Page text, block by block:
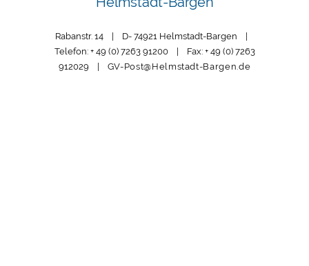
Rabanstr. 14 | D- 74921 Helmstadt-Bargen |
Telefon: + 49 (0) 7263 91200 | Fax: + 49 (0) 7263
912029 | GV-Post@Helmstadt-Bargen.de